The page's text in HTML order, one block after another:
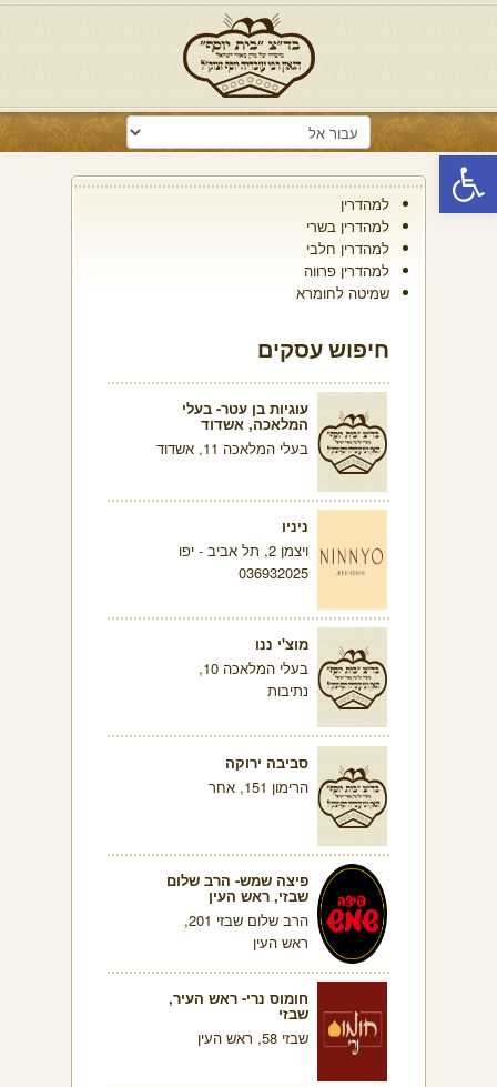
פתח סרגל נגישות
למהדרין
למהדרין בשרי
למהדרין חלבי
למהדרין פרווה
שמיטה לחומרא
חיפוש עסקים
עוגיות בן עטר- בעלי
המלאכה, אשדוד
בעלי המלאכה 11, אשדוד
ניניו
ויצמן 2, תל אביב - יפו
036932025
מוצ'י ננו
בעלי המלאכה 10,
נתיבות
סביבה ירוקה
הרימון 151, אחר
פיצה שמש- הרב שלום
שבזי, ראש העין
הרב שלום שבזי 201,
ראש העין
חומוס נרי- ראש העיר,
שבזי
שבזי 58, ראש העין